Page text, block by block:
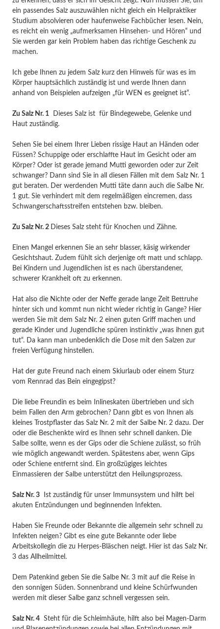
ein passendes Salz auszuwählen nicht gleich ein Heilpraktiker
Studium absolvieren oder haufenweise Fachbücher lesen. Nein,
es reicht ein wenig „aufmerksamen Hinsehen- und Hören“ und
Sie werden gar kein Problem haben das richtige Geschenk zu
machen.
Ich gebe Ihnen zu jedem Salz kurz den Hinweis für was es im
Körper hauptsächlich zuständig ist und werde Ihnen dann
anhand von Beispielen aufzeigen „für WEN es geeignet ist“.
Zu Salz Nr. 1 Dieses Salz ist für Bindegewebe, Gelenke und
Haut zuständig.
Sehen Sie bei einem Ihrer Lieben rissige Haut an Händen oder
Füssen? Schuppige oder erschlaffte Haut im Gesicht oder am
Körper? Oder ist gerade jemand Mutti geworden oder zur Zeit
schwanger? Dann sind Sie in all diesen Fällen mit dem Salz Nr. 1
gut beraten. Der werdenden Mutti täte dann auch die Salbe Nr.
1 gut. Sie verhindert mit dem regelmäßigen eincremen, dass
Schwangerschaftsstreifen entstehen bzw. bleiben.
Zu Salz Nr. 2 Dieses Salz steht für Knochen und Zähne.
Einen Mangel erkennen Sie an sehr blasser, käsig wirkender
Gesichtshaut. Zudem fühlt sich derjenige oft matt und schlapp.
Bei Kindern und Jugendlichen ist es nach überstandener,
schwerer Krankheit oft zu erkennen.
Hat also die Nichte oder der Neffe gerade lange Zeit Bettruhe
hinter sich und kommt nun nicht wieder richtig in Gange? Hier
werden Sie mit dem Salz Nr. 2 einen guten Griff machen und
gerade Kinder und Jugendliche spüren instinktiv „was ihnen gut
tut“. Da kann man unbedenklich die Dose mit den Salzen zur
freien Verfügung hinstellen.
Hat der gute Freund nach einem Skiurlaub oder einem Sturz
vom Rennrad das Bein eingegipst?
Die liebe Freundin es beim Inlineskaten übertrieben und sich
beim Fallen den Arm gebrochen? Dann gibt es von Ihnen als
kleines Trostpflaster das Salz Nr. 2 mit der Salbe Nr. 2 dazu. Der
oder die Beschenkte wird es Ihnen sehr schnell danken. Die
Salbe sollte, wenn es der Gips oder die Schiene zulässt, so früh
wie möglich angewandt werden. Spätestens aber, wenn Gips
oder Schiene entfernt sind. Ein großzügiges leichtes
Einmassieren der Salbe unterstützt den Heilungsprozess.
Salz Nr. 3Ist zuständig für unser Immunsystem und hilft bei
akuten Entzündungen und beginnenden Infekten.
Haben Sie Freunde oder Bekannte die allgemein sehr schnell zu
Infekten neigen? Gibt es eine gute Bekannte oder liebe
Arbeitskollegin die zu Herpes-Bläschen neigt. Hier ist das Salz Nr.
3 das Allheilmittel.
Dem Patenkind geben Sie die Salbe Nr. 3 mit auf die Reise in
den sonnigen Süden. Sonnenbrand und kleine Schürfwunden
werden mit dieser Salbe ganz schnell vergessen sein.
Salz Nr. 4Steht für die Schleimhäute, hilft also bei Magen-Darm